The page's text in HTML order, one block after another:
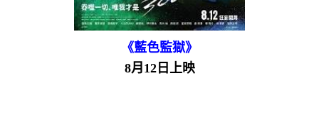
《藍色監獄》
8月12日上映